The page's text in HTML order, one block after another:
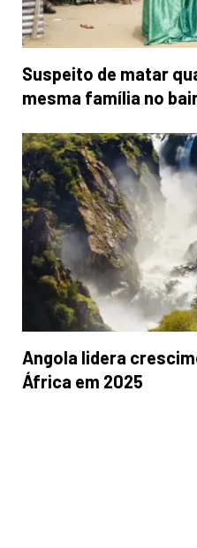
Suspeito de matar
mesma família no
Angola lidera
África em 2025